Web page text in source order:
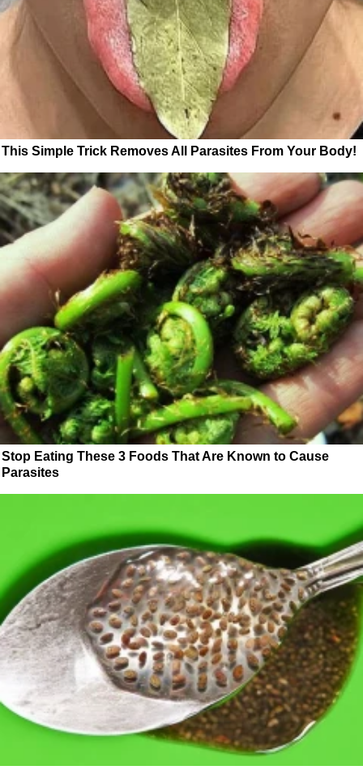
This Simple Trick Removes All Parasites From Your Body!
Stop Eating These 3 Foods That Are Known to Cause
Parasites